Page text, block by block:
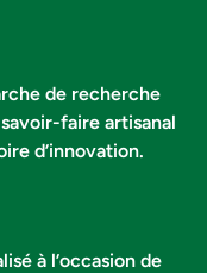
de recherche
faire artisanal
d’innovation.
à l’occasion de